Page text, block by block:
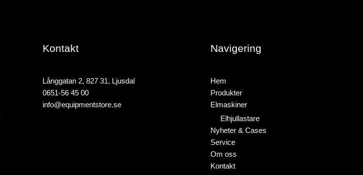
Kontakt
Långgatan 2, 827 31, Ljusdal
0651-56 45 00
info@equipmentstore.se
Navigering
Hem
Produkter
Elmaskiner
Elhjullastare
Nyheter & Cases
Service
Om oss
Kontakt